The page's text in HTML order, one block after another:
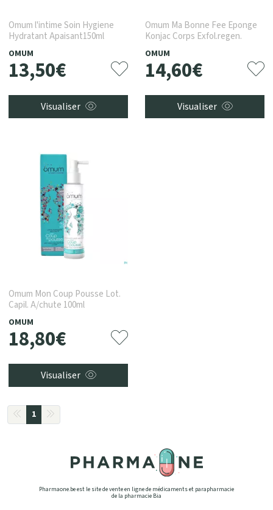
Omum l'intime Soin Hygiene
Hydratant Apaisant150ml
OMUM
13,50€
Visualiser
Omum Ma Bonne Fee Eponge
Konjac Corps Exfol.regen.
OMUM
14,60€
Visualiser
Omum Mon Coup Pousse Lot.
Capil. A/chute 100ml
OMUM
18,80€
Visualiser
1
Pharmaone.be est le site de vente en ligne de médicaments et parapharmacie
de la pharmacie Bia